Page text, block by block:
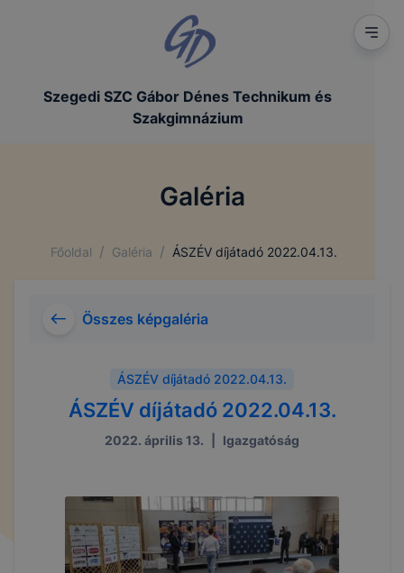
Szegedi SZC Gábor Dénes Technikum és
Szakgimnázium
Galéria
Főoldal / Galéria / ÁSZÉV díjátadó 2022.04.13.
Összes képgaléria
ÁSZÉV díjátadó 2022.04.13.
ÁSZÉV díjátadó 2022.04.13.
2022. április 13. Igazgatóság